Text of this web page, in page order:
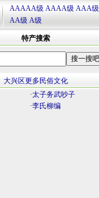
AAAAA级 AAAA级 AAA级
AA级 A级
特产搜索
大兴区更多民俗文化
·太子务武吵子
·李氏柳编